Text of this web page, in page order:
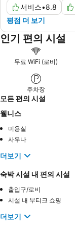
서비스•8.8
평점 더 보기
인기 편의 시설
무료 WiFi (로비)
주차장
모든 편의 시설
웰니스
미용실
사우나
더보기
숙박 시설 내 편의 시설
출입구/로비
시설 내 부티크 쇼핑
더보기